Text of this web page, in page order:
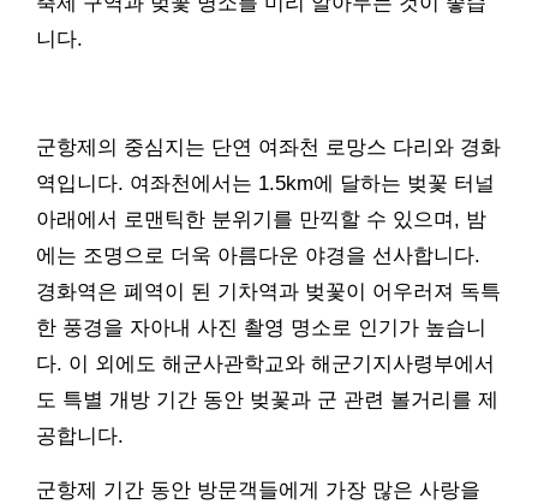
니다.
군항제의 중심지는 단연 여좌천 로망스 다리와 경화
역입니다. 여좌천에서는 1.5km에 달하는 벚꽃 터널
아래에서 로맨틱한 분위기를 만끽할 수 있으며, 밤
에는 조명으로 더욱 아름다운 야경을 선사합니다.
경화역은 폐역이 된 기차역과 벚꽃이 어우러져 독특
한 풍경을 자아내 사진 촬영 명소로 인기가 높습니
다. 이 외에도 해군사관학교와 해군기지사령부에서
도 특별 개방 기간 동안 벚꽃과 군 관련 볼거리를 제
공합니다.
군항제 기간 동안 방문객들에게 가장 많은 사랑을